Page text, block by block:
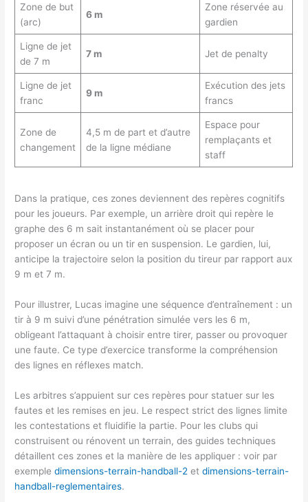
Zone de but
(arc)
6 m
Zone réservée au
gardien
Ligne de jet
de 7 m
7 m Jet de penalty
Ligne de jet
franc
9 m
Exécution des jets
francs
Zone de
changement
4,5 m de part et d’autre
de la ligne médiane
Espace pour
remplaçants et
staff
Dans la pratique, ces zones deviennent des repères cognitifs
pour les joueurs. Par exemple, un arrière droit qui repère le
graphe des 6 m sait instantanément où se placer pour
proposer un écran ou un tir en suspension. Le gardien, lui,
anticipe la trajectoire selon la position du tireur par rapport aux
9 m et 7 m.
Pour illustrer, Lucas imagine une séquence d’entraînement : un
tir à 9 m suivi d’une pénétration simulée vers les 6 m,
obligeant l’attaquant à choisir entre tirer, passer ou provoquer
une faute. Ce type d’exercice transforme la compréhension
des lignes en réflexes match.
Les arbitres s’appuient sur ces repères pour statuer sur les
fautes et les remises en jeu. Le respect strict des lignes limite
les contestations et fluidifie la partie. Pour les clubs qui
construisent ou rénovent un terrain, des guides techniques
détaillent ces zones et la manière de les appliquer : voir par
exempledimensions-terrain-handball-2 etdimensions-terrain-
handball-reglementaires.